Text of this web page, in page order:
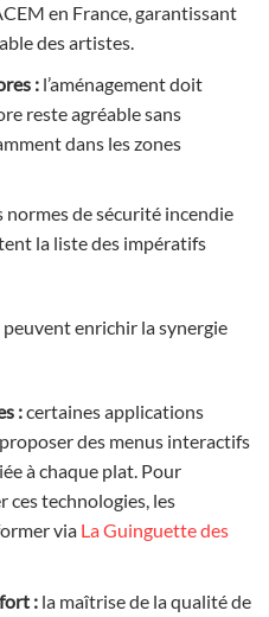
en France, garantissant
des artistes.
:l’aménagement doit
reste agréable sans
dans les zones
normes de sécurité incendie
la liste des impératifs
enrichir la synergie
:certaines applications
des menus interactifs
à chaque plat. Pour
technologies, les
via La Guinguette des
:la maîtrise de la qualité de